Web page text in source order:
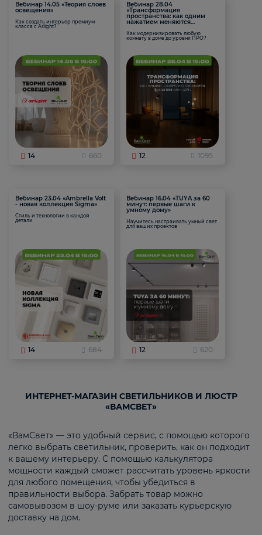
Вебинар 14.05 «Теория слоев
освещения»
Как создать интерьер премиум-
класса с Arlight?
14 660
Вебинар 28.04
«Трансформация
пространства: как одним
нажатием меняются
Как модернизировать любую
комнату в доме до уровня ПРО?
12 1095
Вебинар 23.04 «Ambrella Volt
- новая коллекция Sigma»
Стиль и технологии в каждой
детали
14 684
Вебинар 16.04 «TUYA за 60
минут: первые шаги к
умному дому»
Научитесь настраивать умный свет
для ваших проектов
12 620
ИНТЕРНЕТ-МАГАЗИН СВЕТИЛЬНИКОВ И ЛЮСТР
«ВАМСВЕТ»
«ВамСвет» — это удобный сервис, с помощью которого
легко выбрать светильник, проверить, как он подходит
к вашему интерьеру. С помощью калькулятора
мощности каждый сможет рассчитать уровень яркости
для любого помещения, чтобы убедиться в
правильности выбора. Забрать товар можно
самовывозом в шоу-руме или заказать курьерскую
доставку на дом.